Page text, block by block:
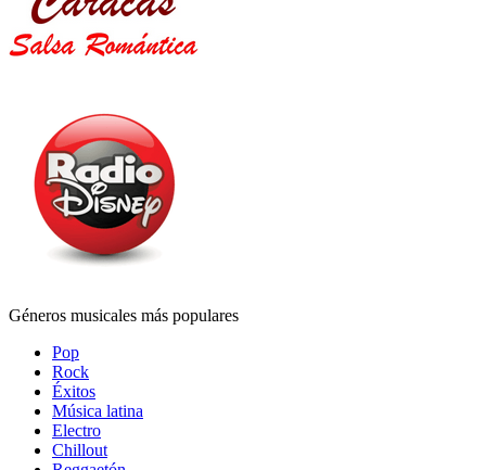
Géneros musicales más populares
Pop
Rock
Éxitos
Música latina
Electro
Chillout